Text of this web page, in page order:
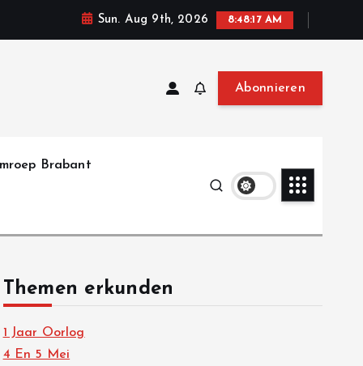
Sun. Aug 9th, 2026 8:48:18 AM
Abonnieren
Brabant
Themen erkunden
1 Jaar Oorlog
4 En 5 Mei